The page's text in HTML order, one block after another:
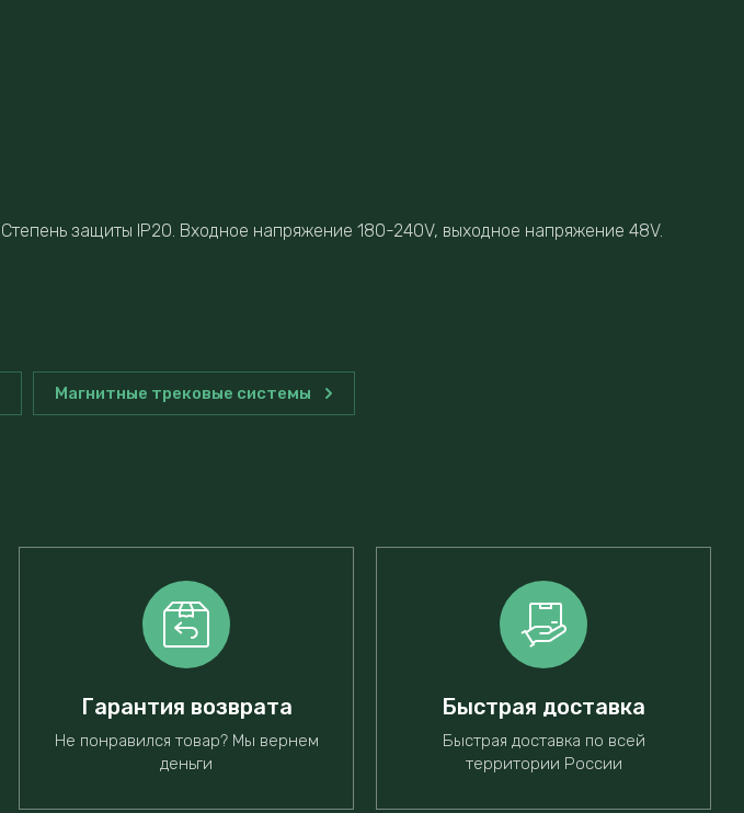
защиты IP20. Входное напряжение 180-240V, выходное напряжение 48V.
Магнитные трековые системы
Гарантия возврата
Не понравился товар? Мы вернем
деньги
Быстрая доставка
Быстрая доставка по всей
территории России